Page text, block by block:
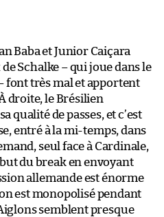
Baba et Junior Caiçara
Schalke – qui joue dans le
font très mal et apportent
droite, le Brésilien
qualité de passes, et c’est
entré à la mi-temps, dans
seul face à Cardinale,
du break en envoyant
allemande est énorme
est monopolisé pendant
semblent presque